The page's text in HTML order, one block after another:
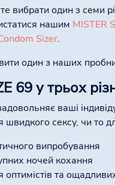
вибрати один з семи
нашим MISTER
Sizer.
один з наших
69 у трьох
ваші
швидкого сексу, чи то
випробування
ночей кохання
оптимістів та